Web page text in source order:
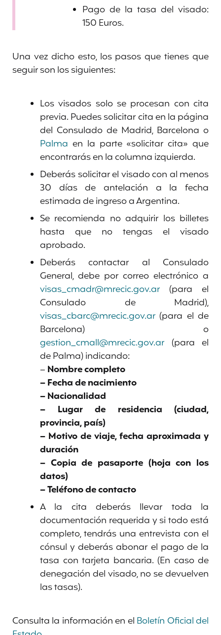
Pago de la tasa del visado:
150 Euros.
Una vez dicho esto, los pasos que tienes que
seguir son los siguientes:
Los visados solo se procesan con cita
previa. Puedes solicitar cita en la página
del Consulado de Madrid, Barcelona o
Palma en la parte «solicitar cita» que
encontrarás en la columna izquierda.
Deberás solicitar el visado con al menos
30 días de antelación a la fecha
estimada de ingreso a Argentina.
Se recomienda no adquirir los billetes
hasta que no tengas el visado
aprobado.
Deberás contactar al Consulado
General, debe por correo electrónico a
visas_cmadr@mrecic.gov.ar (para el
Consulado de Madrid),
visas_cbarc@mrecic.gov.ar (para el de
Barcelona) o
gestion_cmall@mrecic.gov.ar (para el
de Palma) indicando:
– Nombre completo
– Fecha de nacimiento
– Nacionalidad
– Lugar de residencia (ciudad,
provincia, país)
– Motivo de viaje, fecha aproximada y
duración
– Copia de pasaporte (hoja con los
datos)
– Teléfono de contacto
A la cita deberás llevar toda la
documentación requerida y si todo está
completo, tendrás una entrevista con el
cónsul y deberás abonar el pago de la
tasa con tarjeta bancaria. (En caso de
denegación del visado, no se devuelven
las tasas).
Consulta la información en el Boletín Oficial del